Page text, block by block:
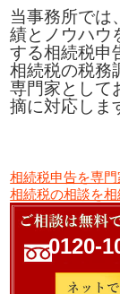
当事務所では
績とノウハウ
する相続税申
相続税の税務
専門家として
摘に対応しま
相続税申告を専
相続税の相談を
0120-